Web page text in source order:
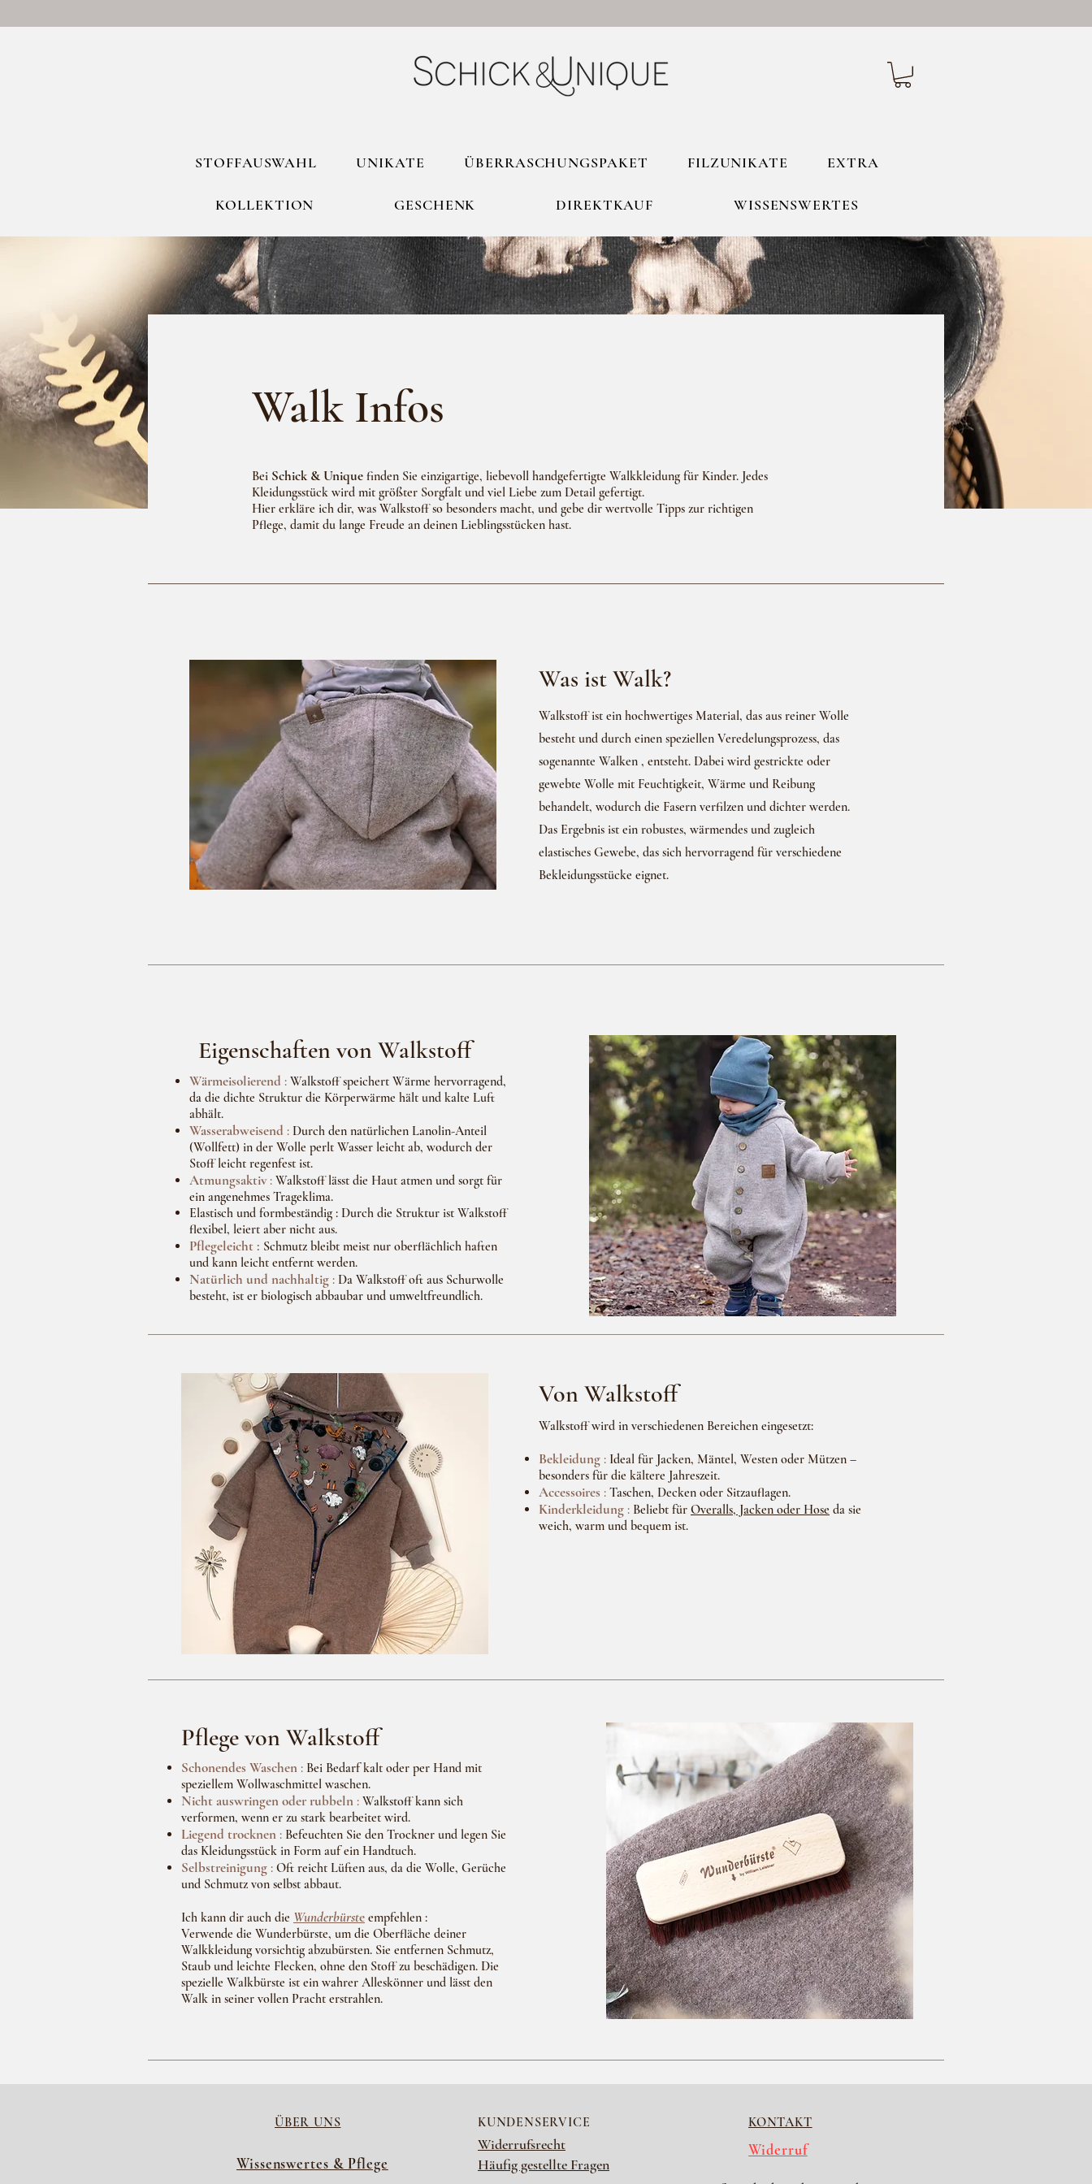
STOFFAUSWAHL UNIKATE ÜBERRASCHUNGSPAKET FILZUNIKATE EXTRA
KOLLEKTION GESCHENK DIREKTKAUF WISSENSWERTES
Walk Infos
Bei Schick & Unique finden Sie einzigartige, liebevoll handgefertigte Walkkleidung für Kinder. Jedes
Kleidungsstück wird mit größter Sorgfalt und viel Liebe zum Detail gefertigt.
Hier erkläre ich dir, was Walkstoff so besonders macht, und gebe dir wertvolle Tipps zur richtigen
Pflege, damit du lange Freude an deinen Lieblingsstücken hast.
Was ist Walk?
Walkstoff ist ein hochwertiges Material, das aus reiner Wolle
besteht und durch einen speziellen Veredelungsprozess, das
sogenannte Walken , entsteht. Dabei wird gestrickte oder
gewebte Wolle mit Feuchtigkeit, Wärme und Reibung
behandelt, wodurch die Fasern verfilzen und dichter werden.
Das Ergebnis ist ein robustes, wärmendes und zugleich
elastisches Gewebe, das sich hervorragend für verschiedene
Bekleidungsstücke eignet.
Eigenschaften von Walkstoff
Wärmeisolierend : Walkstoff speichert Wärme hervorragend,
da die dichte Struktur die Körperwärme hält und kalte Luft
abhält.
Wasserabweisend : Durch den natürlichen Lanolin-Anteil
(Wollfett) in der Wolle perlt Wasser leicht ab, wodurch der
Stoff leicht regenfest ist.
Atmungsaktiv: Walkstoff lässt die Haut atmen und sorgt für
ein angenehmes Trageklima.
Elastisch und formbeständig : Durch die Struktur ist Walkstoff
flexibel, leiert aber nicht aus.
Pflegeleicht : Schmutz bleibt meist nur oberflächlich haften
und kann leicht entfernt werden.
Natürlich und nachhaltig : Da Walkstoff oft aus Schurwolle
besteht, ist er biologisch abbaubar und umweltfreundlich.
Von Walkstoff
Walkstoff wird in verschiedenen Bereichen eingesetzt:
Bekleidung : Ideal für Jacken, Mäntel, Westen oder Mützen –
besonders für die kältere Jahreszeit.
Accessoires : Taschen, Decken oder Sitzauflagen.
Kinderkleidung : Beliebt für Overalls, Jacken oder Hose da sie
weich, warm und bequem ist.
Pflege von Walkstoff
Schonendes Waschen : Bei Bedarf kalt oder per Hand mit
speziellem Wollwaschmittel waschen.
Nicht auswringen oder rubbeln : Walkstoff kann sich
verformen, wenn er zu stark bearbeitet wird.
Liegend trocknen : Befeuchten Sie den Trockner und legen Sie
das Kleidungsstück in Form auf ein Handtuch.
Selbstreinigung : Oft reicht Lüften aus, da die Wolle, Gerüche
und Schmutz von selbst abbaut.
Ich kann dir auch die Wunderbürste empfehlen :
Verwende die Wunderbürste, um die Oberfläche deiner
Walkkleidung vorsichtig abzubürsten. Sie entfernen Schmutz,
Staub und leichte Flecken, ohne den Stoff zu beschädigen. Die
spezielle Walkbürste ist ein wahrer Alleskönner und lässt den
Walk in seiner vollen Pracht erstrahlen.
ÜBER UNS
Wissenswertes & Pflege
KUNDENSERVICE
Widerrufsrecht
Häufig gestellte Fragen
KONTAKT
Widerruf